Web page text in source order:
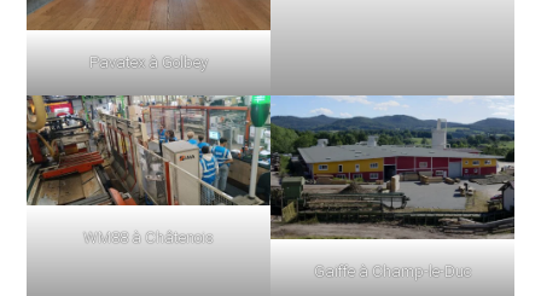
Pavatex à Golbey
WM88 à Châtenois
Gaiffe à Champ-le-Duc